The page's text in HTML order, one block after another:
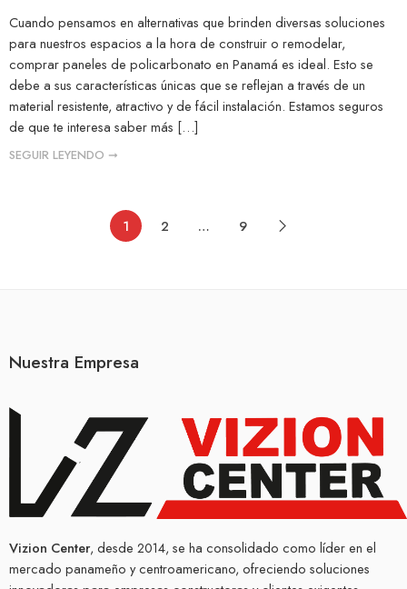
Cuando pensamos en alternativas que brinden diversas soluciones
para nuestros espacios a la hora de construir o remodelar,
comprar paneles de policarbonato en Panamá es ideal. Esto se
debe a sus características únicas que se reflejan a través de un
material resistente, atractivo y de fácil instalación. Estamos seguros
de que te interesa saber más […]
SEGUIR LEYENDO ➞
1 2 … 9
Nuestra Empresa
Vizion Center, desde 2014, se ha consolidado como líder en el
mercado panameño y centroamericano, ofreciendo soluciones